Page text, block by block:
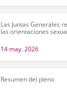
Las Juntas Generales
las orientaciones
14 may. 2026
Resumen del pleno